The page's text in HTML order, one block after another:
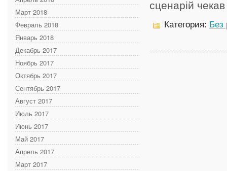
Март 2018
Февраль 2018
Январь 2018
Декабрь 2017
Ноябрь 2017
Октябрь 2017
Сентябрь 2017
Август 2017
Июль 2017
Июнь 2017
Май 2017
Апрель 2017
Март 2017
сценарій
Категория: Без